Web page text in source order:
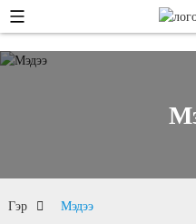
Гэр Мэдээ